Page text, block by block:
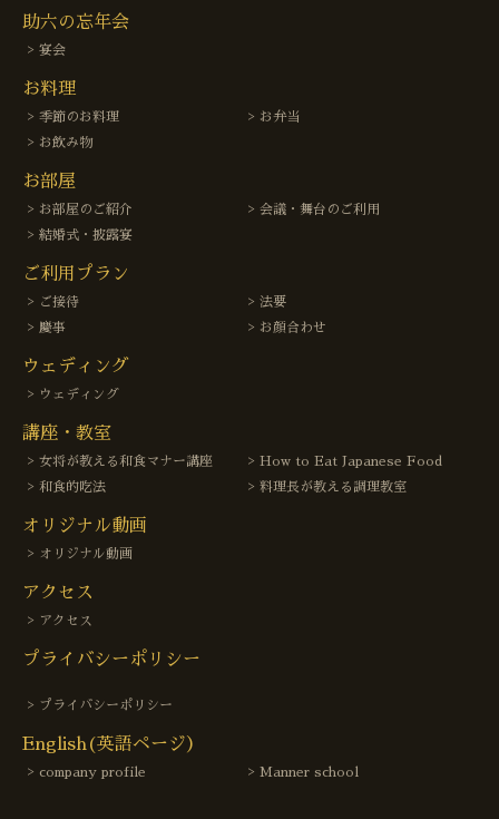
助六の忘年会
宴会
お料理
季節のお料理
お弁当
お飲み物
お部屋
お部屋のご紹介
会議・舞台のご利用
結婚式・披露宴
ご利用プラン
ご接待
法要
慶事
お顔合わせ
ウェディング
ウェディング
講座・教室
女将が教える和食マナー講座
How to Eat Japanese Food
和食的吃法
料理長が教える調理教室
オリジナル動画
オリジナル動画
アクセス
アクセス
プライバシーポリシー
プライバシーポリシー
English(英語ページ）
company profile Manner school